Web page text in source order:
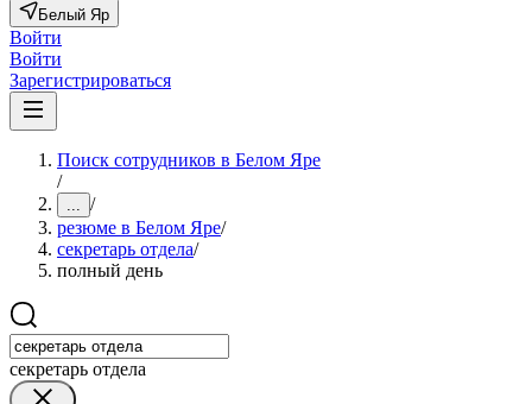
Белый Яр
Войти
Войти
Зарегистрироваться
Поиск сотрудников в Белом Яре
/
... /
резюме в Белом Яре/
секретарь отдела/
полный день
секретарь отдела